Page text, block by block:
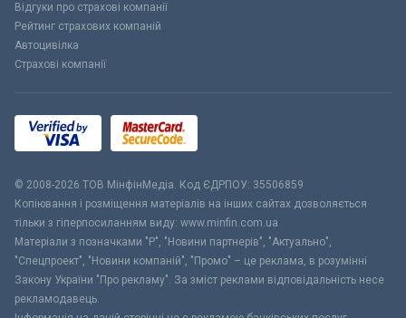
Відгуки про страхові компанії
Рейтинг страхових компаній
Автоцивілка
Страхові компанії
© 2008-2026 ТОВ МiнфiнМедiа. Код ЄДРПОУ: 35506859
Копіювання і розміщення матеріалів на інших сайтах дозволяється
тільки з гіперпосиланням виду: www.minfin.com.ua
Матеріали з позначками "Р", "Новини партнерів", "Актуально",
"Спецпроект", "Новини компаній", "Промо" – це реклама, в розумінні
Закону України "Про рекламу". За зміст реклами відповідальність несе
рекламодавець.